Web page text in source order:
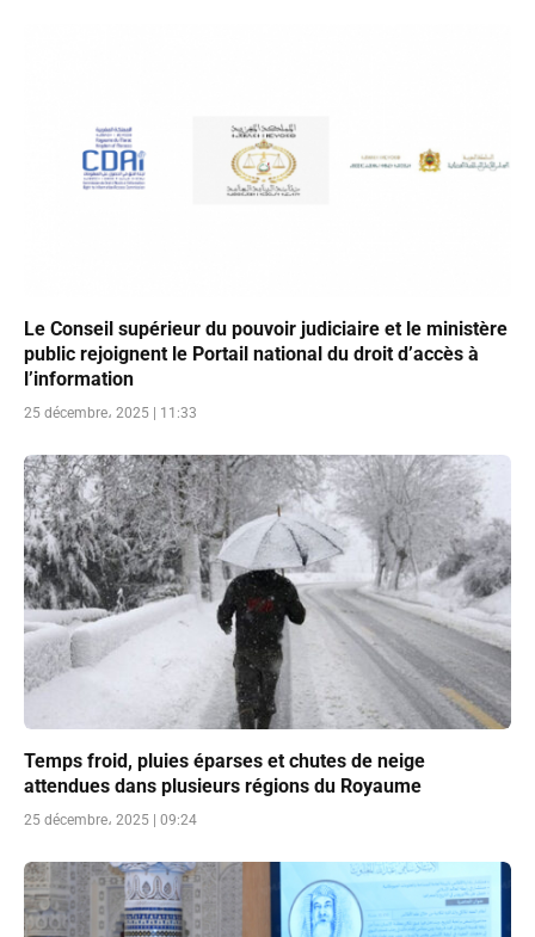
Le Conseil supérieur du pouvoir judiciaire et le ministère
public rejoignent le Portail national du droit d’accès à
l’information
25 décembre، 2025 | 11:33
Temps froid, pluies éparses et chutes de neige
attendues dans plusieurs régions du Royaume
25 décembre، 2025 | 09:24